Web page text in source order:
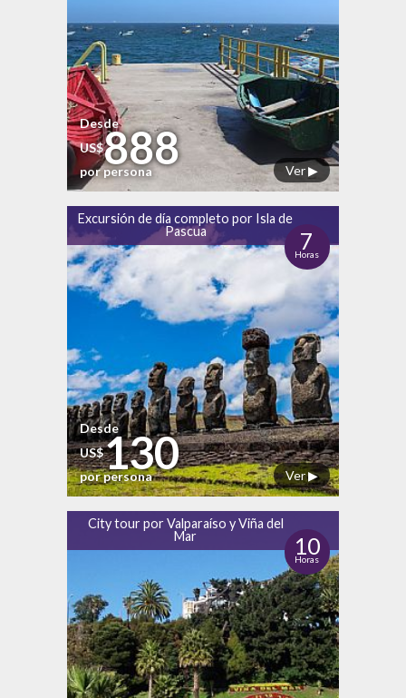
Ver ▶
Desde
US$888
por persona
Excursión de día completo por Isla de
Pascua
7
Horas
Ver ▶
Desde
US$130
por persona
City tour por Valparaíso y Viña del
Mar
10
Horas